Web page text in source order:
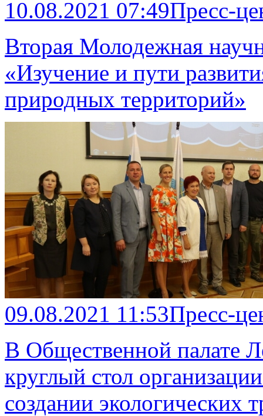
10.08.2021 07:49Пресс-
Вторая Молодежная
«Изучение и пути
природных территорий»
09.08.2021 11:53Пресс-
В Общественной палате
круглый стол
создании экологических